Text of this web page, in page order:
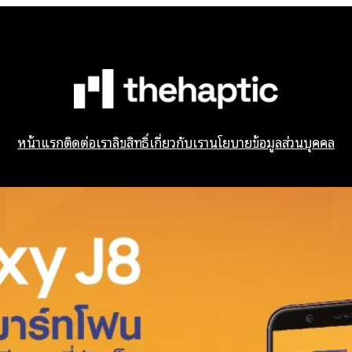
หน้าแรกติดต่อเราลิขสิทธิ์เกี่ยวกับเรานโยบายข้อมูลส่วนบุคคล